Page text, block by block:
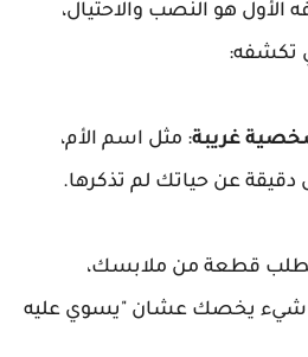
الأول هو النصب والاحتيال،
تكشفه:
غريبة: مثل اسم الأم،
دقيقة عن حياتك لم تذكرها.
قطعة من ملابسك،
شيء يخصك عشان "يسوي عليه